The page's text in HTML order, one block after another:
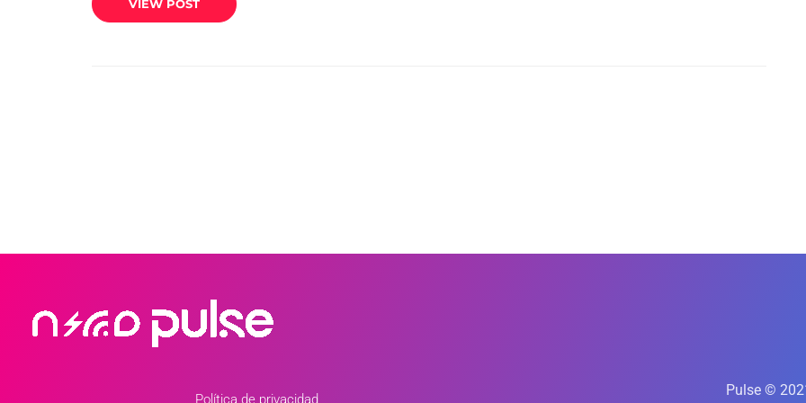
VIEW POST
Política de privacidad
Pulse ©